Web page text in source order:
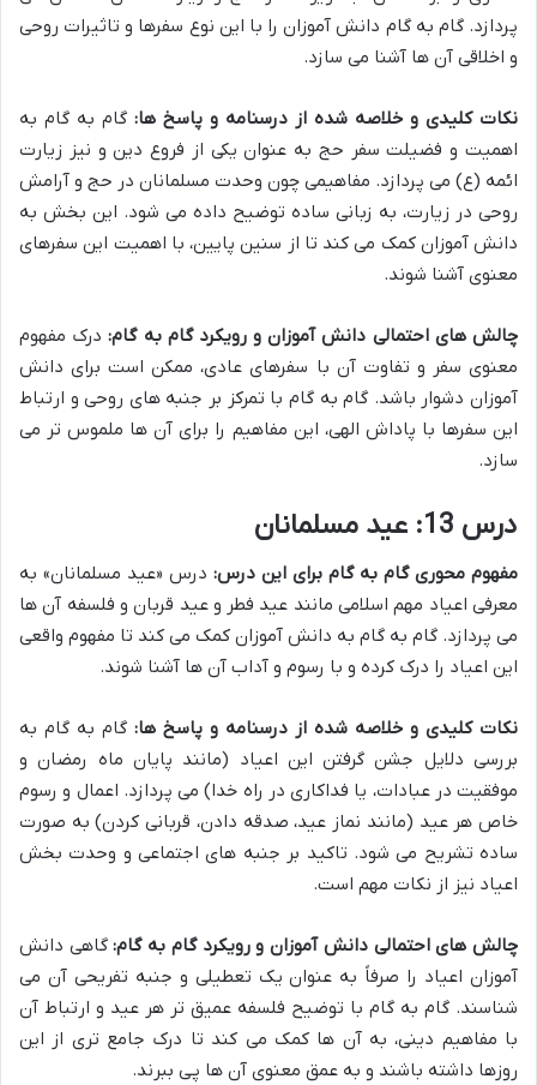
پردازد. گام به گام دانش آموزان را با این نوع سفرها و تاثیرات روحی
و اخلاقی آن ها آشنا می سازد.
نکات کلیدی و خلاصه شده از درسنامه و پاسخ ها: گام به گام به
اهمیت و فضیلت سفر حج به عنوان یکی از فروع دین و نیز زیارت
ائمه (ع) می پردازد. مفاهیمی چون وحدت مسلمانان در حج و آرامش
روحی در زیارت، به زبانی ساده توضیح داده می شود. این بخش به
دانش آموزان کمک می کند تا از سنین پایین، با اهمیت این سفرهای
معنوی آشنا شوند.
چالش های احتمالی دانش آموزان و رویکرد گام به گام:درک مفهوم
معنوی سفر و تفاوت آن با سفرهای عادی، ممکن است برای دانش
آموزان دشوار باشد. گام به گام با تمرکز بر جنبه های روحی و ارتباط
این سفرها با پاداش الهی، این مفاهیم را برای آن ها ملموس تر می
سازد.
درس 13: عید مسلمانان
مفهوم محوری گام به گام برای این درس: درس «عید مسلمانان» به
معرفی اعیاد مهم اسلامی مانند عید فطر و عید قربان و فلسفه آن ها
می پردازد. گام به گام به دانش آموزان کمک می کند تا مفهوم واقعی
این اعیاد را درک کرده و با رسوم و آداب آن ها آشنا شوند.
نکات کلیدی و خلاصه شده از درسنامه و پاسخ ها: گام به گام به
بررسی دلایل جشن گرفتن این اعیاد (مانند پایان ماه رمضان و
موفقیت در عبادات، یا فداکاری در راه خدا) می پردازد. اعمال و رسوم
خاص هر عید (مانند نماز عید، صدقه دادن، قربانی کردن) به صورت
ساده تشریح می شود. تاکید بر جنبه های اجتماعی و وحدت بخش
اعیاد نیز از نکات مهم است.
چالش های احتمالی دانش آموزان و رویکرد گام به گام:گاهی دانش
آموزان اعیاد را صرفاً به عنوان یک تعطیلی و جنبه تفریحی آن می
شناسند. گام به گام با توضیح فلسفه عمیق تر هر عید و ارتباط آن
با مفاهیم دینی، به آن ها کمک می کند تا درک جامع تری از این
روزها داشته باشند و به عمق معنوی آن ها پی ببرند.